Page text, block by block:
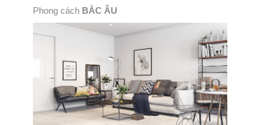
Phong cách BẮC ÂU